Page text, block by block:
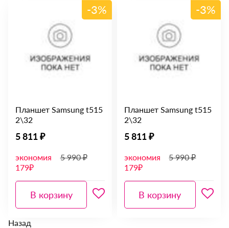
-3%
Планшет Samsung t515
2\32
5 811 ₽
экономия
179₽
5 990 ₽
В корзину
-3%
Планшет Samsung t515
2\32
5 811 ₽
экономия
179₽
5 990 ₽
В корзину
Назад